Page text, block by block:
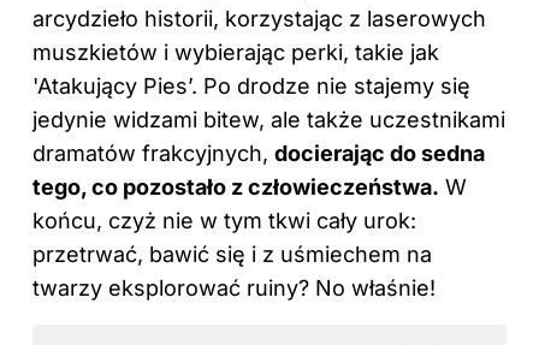
arcydzieło historii, korzystając z laserowych
muszkietów i wybierając perki, takie jak
'Atakujący Pies’. Po drodze nie stajemy się
jedynie widzami bitew, ale także uczestnikami
dramatów frakcyjnych, docierając do sedna
tego, co pozostało z człowieczeństwa. W
końcu, czyż nie w tym tkwi cały urok:
przetrwać, bawić się i z uśmiechem na
twarzy eksplorować ruiny? No właśnie!